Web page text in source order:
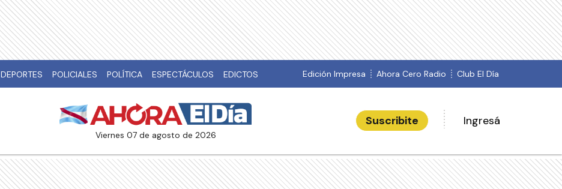
DEPORTES POLICIALES POLÍTICA ESPECTÁCULOS EDICTOS Edición Impresa Ahora Cero Radio Club El Día
viernes 07 de agosto de 2026
Suscribite Ingresá